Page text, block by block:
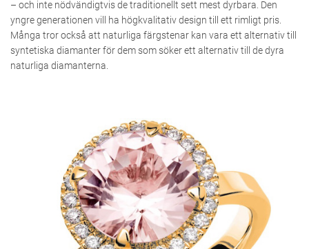
– och inte nödvändigtvis de traditionellt sett mest dyrbara. Den
yngre generationen vill ha högkvalitativ design till ett rimligt pris.
Många tror också att naturliga färgstenar kan vara ett alternativ till
syntetiska diamanter för dem som söker ett alternativ till de dyra
naturliga diamanterna.